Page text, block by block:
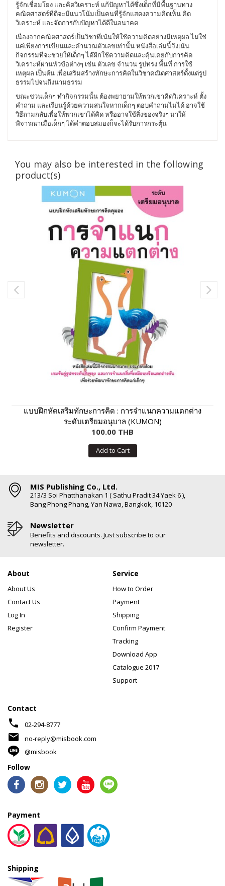
รู้จักเชื่อมโยง และคิดวิเคราะห์ แก้ปัญหาได้ซึ่งเด็กที่มีพื้นฐานทาง
คณิตศาสตร์ที่ดีจะมีแนวโน้มเป็นคนที่รู้จักแสดงความคิดเห็น คิด
วิเคราะห์ และจัดการกับปัญหาได้ดีในอนาคต
เนื่องจากคณิตศาสตร์เป็นวิชาที่เน้นให้ใช้ความคิดอย่างมีเหตุผล ไม่ใช่
แค่เพียงการเขียนและคำนวณตัวเลขเท่านั้น หนังสือเล่มนี้จึงเน้น
กิจกรรมที่จะช่วยให้เด็กๆ ได้ฝึกใช้ความคิดและคุ้นเคยกับการคิด
วิเคราะห์ผ่านหัวข้อต่างๆ เช่น ตัวเลข จำนวน รูปทรง พื้นที่ การใช้
เหตุผล เป็นต้น เพื่อเสริมสร้างทักษะการคิดในวิชาคณิตศาสตร์ตั้งแต่รูป
ธรรมไปจนถึงนามธรรม
ขณะชวนเด็กๆ ทำกิจกรรมนั้น ต้องพยายามให้พวกเขาคิดวิเคราะห์ ตั้ง
คำถาม และเรียนรู้ด้วยความสนใจหากเด็กๆ ตอบคำถามไม่ได้ อาจใช้
วิธีถามกลับเพื่อให้พวกเขาได้คิด หรืออาจใช้สิ่งของจริงๆ มาให้
พิจารณาเมื่อเด็กๆ ได้คำตอบสมองก็จะได้รับการกระตุ้น
You may also be interested in the following
product(s)
แบบฝึกหัดเสริมทักษะการคิด : การจำแนกความแตกต่าง
ระดับเตรียมอนุบาล (KUMON)
100.00 THB
Add to Cart
MIS Publishing Co., Ltd.
213/3 Soi Phatthanakan 1 ( Sathu Pradit 34 Yaek 6 ),
Bang Phong Phang, Yan Nawa, Bangkok, 10120
Newsletter
Benefits and discounts. Just subscribe to our
newsletter.
About
About Us
Contact Us
Log In
Register
Service
How to Order
Payment
Shipping
Confirm Payment
Tracking
Download App
Catalogue 2017
Support
Contact
phone 02-294-8777
mail
no-reply@misbook.com
@misbook
Follow
Payment
Shipping